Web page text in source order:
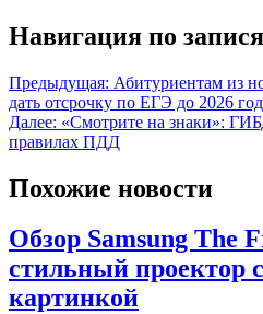
Навигация по
Предыдущая: Абитуриентам из
дать отсрочку по ЕГЭ до 2026
Далее: «Смотрите на знаки»:
правилах ПДД
Похожие новости
Обзор Samsung The
стильный проектор
картинкой